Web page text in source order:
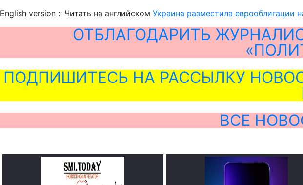
English version :: Читать на английском Украина разместила еврооблигации
ОТБЛАГОДАРИТЬ
ПОДПИШИТЕСЬ НА РАССЫЛКУ
ВСЕ